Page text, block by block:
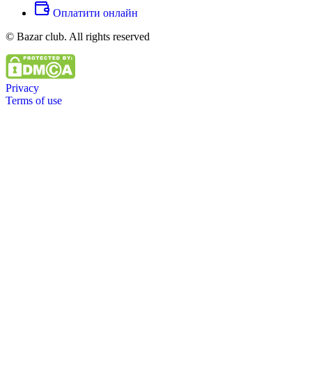
Оплатити онлайн
© Bazar club. All rights reserved
Privacy
Terms of use